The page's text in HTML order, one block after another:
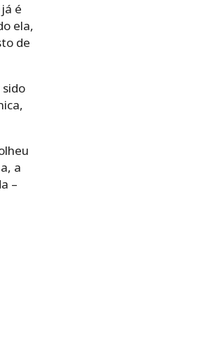
é
ela,
de
a
–